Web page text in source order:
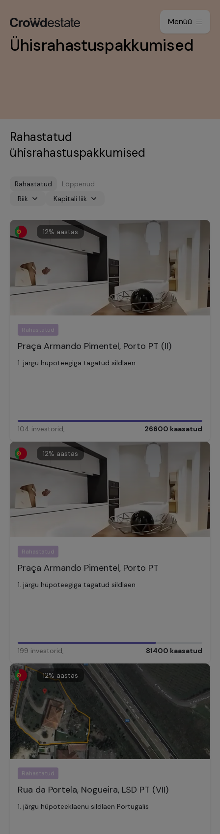
Menüü
Ühisrahastuspakkumised
Rahastatud
ühisrahastuspakkumised
Rahastatud
Lõppenud
Riik
Kapitali liik
12% aastas
Rahastatud
Praça Armando Pimentel, Porto PT (II)
1. järgu hüpoteegiga tagatud sildlaen
104 investorid, 26600 kaasatud
12% aastas
Rahastatud
Praça Armando Pimentel, Porto PT
1. järgu hüpoteegiga tagatud sildlaen
199 investorid, 81400 kaasatud
12% aastas
Rahastatud
Rua da Portela, Nogueira, LSD PT (VII)
1. järgu hüpoteeklaenu sildlaen Portugalis